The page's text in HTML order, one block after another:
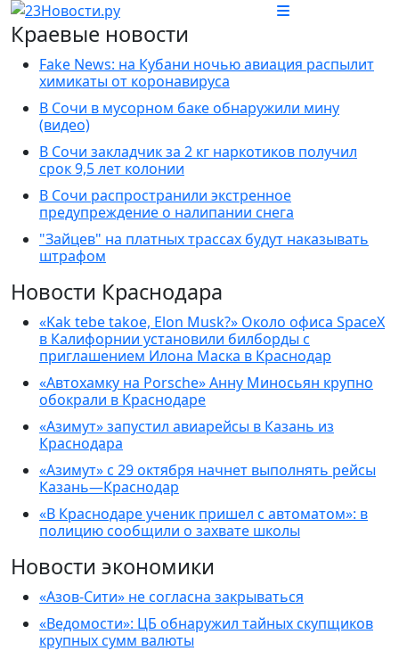
Краевые новости
Fake News: на Кубани ночью авиация распылит
химикаты от коронавируса
В Сочи в мусорном баке обнаружили мину
(видео)
В Сочи закладчик за 2 кг наркотиков получил
срок 9,5 лет колонии
В Сочи распространили экстренное
предупреждение о налипании снега
"Зайцев" на платных трассах будут наказывать
штрафом
Новости Краснодара
«Kak tebe takoe, Elon Musk?» Около офиса SpaceX
в Калифорнии установили билборды с
приглашением Илона Маска в Краснодар
«Автохамку на Porsche» Анну Миносьян крупно
обокрали в Краснодаре
«Азимут» запустил авиарейсы в Казань из
Краснодара
«Азимут» с 29 октября начнет выполнять рейсы
Казань—Краснодар
«В Краснодаре ученик пришел с автоматом»: в
полицию сообщили о захвате школы
Новости экономики
«Азов-Сити» не согласна закрываться
«Ведомости»: ЦБ обнаружил тайных скупщиков
крупных сумм валюты